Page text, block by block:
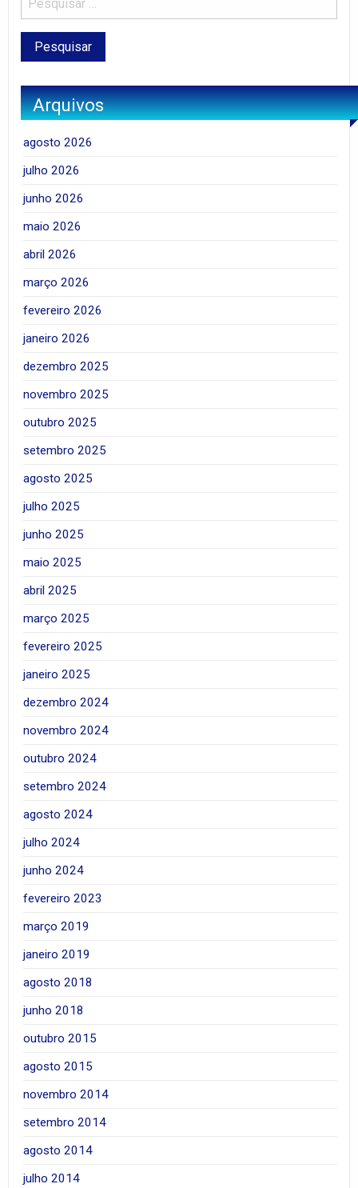
Arquivos
agosto 2026
julho 2026
junho 2026
maio 2026
abril 2026
março 2026
fevereiro 2026
janeiro 2026
dezembro 2025
novembro 2025
outubro 2025
setembro 2025
agosto 2025
julho 2025
junho 2025
maio 2025
abril 2025
março 2025
fevereiro 2025
janeiro 2025
dezembro 2024
novembro 2024
outubro 2024
setembro 2024
agosto 2024
julho 2024
junho 2024
fevereiro 2023
março 2019
janeiro 2019
agosto 2018
junho 2018
outubro 2015
agosto 2015
novembro 2014
setembro 2014
agosto 2014
julho 2014